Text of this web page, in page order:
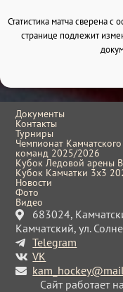
Статистика матча сверена
странице подлежит
Документы
Контакты
Турниры
Чемпионат
команд 2025/2026
Кубок Ледовой арены
Кубок Камчатки 3x3
Новости
Фото
Видео
683024,
Камчатский, ул.
Telegram
VK
Сайт работает